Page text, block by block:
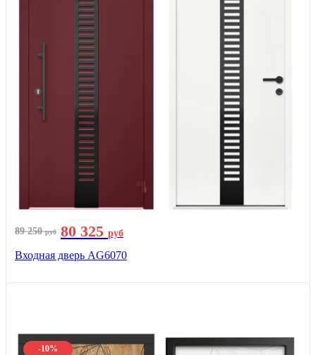
89 250руб 80 325 руб
Входная дверь AG6070
-10%